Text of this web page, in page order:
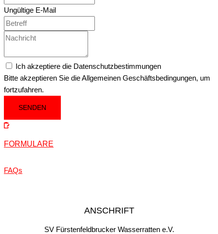
Ungültige E-Mail
Ich akzeptiere die Datenschutzbestimmungen
Bitte akzeptieren Sie die Allgemeinen Geschäftsbedingungen, um
fortzufahren.
SENDEN
FORMULARE
FAQs
ANSCHRIFT
SV Fürstenfeldbrucker Wasserratten e.V.